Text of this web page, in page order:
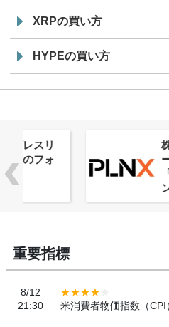
XRPの買い方
HYPEの買い方
株式会社
ーバル
「
重要指標
8/12
21:30
米消費者物価指数（